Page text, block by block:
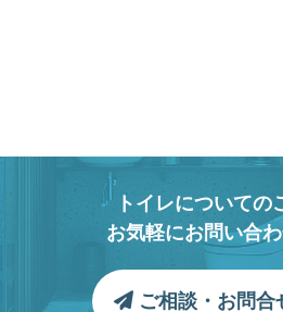
トイレについての
お気軽にお問い合
ご相談・お問合